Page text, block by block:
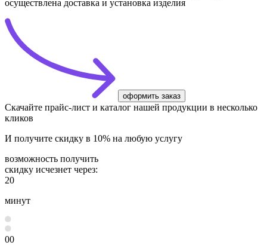
осуществлена доставка и установка изделия
оформить заказ
Скачайте прайс-лист и каталог нашей продукции в несколько
кликов
И получите скидку в 10% на любую услугу
возможность получить
скидку исчезнет через:
20
минут
00